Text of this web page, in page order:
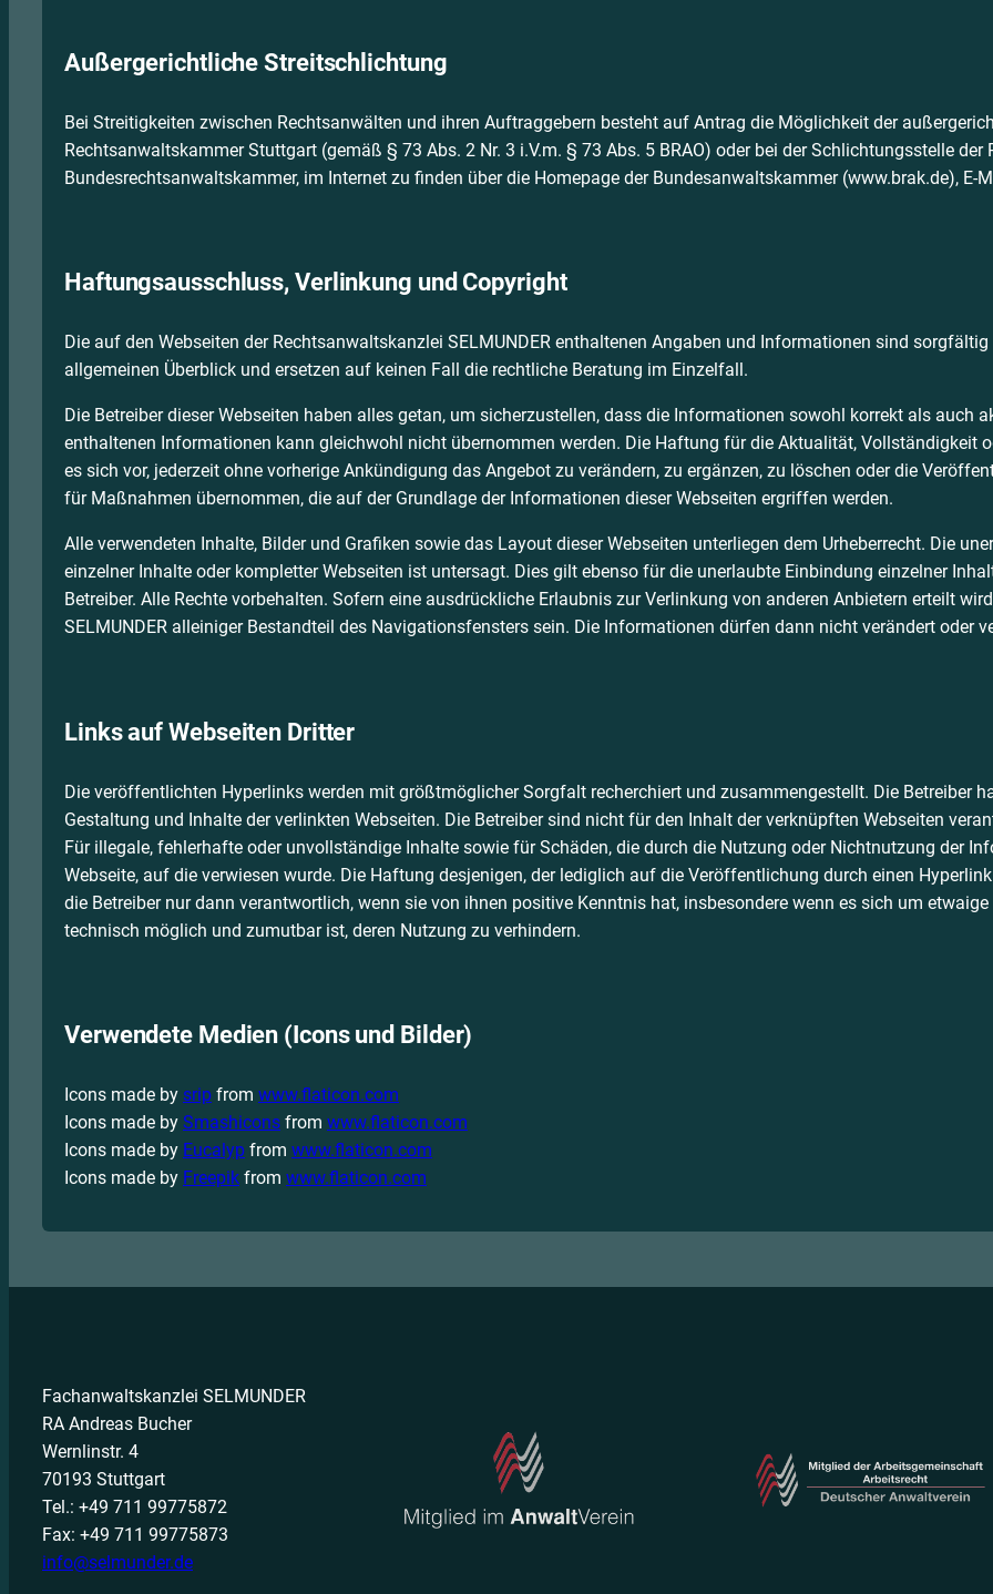
Außergerichtliche Streitschlichtung
Bei Streitigkeiten zwischen Rechtsanwälten und ihren Auftraggebern besteht auf Antrag die Möglichkeit der
Rechtsanwaltskammer Stuttgart (gemäß § 73 Abs. 2 Nr. 3 i.V.m. § 73 Abs. 5 BRAO) oder bei der Schlichtungsstelle
Bundesrechtsanwaltskammer, im Internet zu finden über die Homepage der Bundesanwaltskammer (www.brak.de), E-
Haftungs­ausschluss, Verlinkung und Copyright
Die auf den Webseiten der Rechtsanwaltskanzlei SELMUNDER enthaltenen Angaben und Informationen sind
allgemeinen Überblick und ersetzen auf keinen Fall die rechtliche Beratung im Einzelfall.
Die Betreiber dieser Webseiten haben alles getan, um sicherzustellen, dass die Informationen sowohl korrekt als auch
enthaltenen Informationen kann gleichwohl nicht übernommen werden. Die Haftung für die Aktualität, Vollständigkeit
es sich vor, jederzeit ohne vorherige Ankündigung das Angebot zu verändern, zu ergänzen, zu löschen oder die
für Maßnahmen übernommen, die auf der Grundlage der Informationen dieser Webseiten ergriffen werden.
Alle verwendeten Inhalte, Bilder und Grafiken sowie das Layout dieser Webseiten unterliegen dem Urheberrecht. Die
einzelner Inhalte oder kompletter Webseiten ist untersagt. Dies gilt ebenso für die unerlaubte Einbindung einzelner
Betreiber. Alle Rechte vorbehalten. Sofern eine ausdrückliche Erlaubnis zur Verlinkung von anderen Anbietern erteilt
SELMUNDER alleiniger Bestandteil des Navigationsfensters sein. Die Informationen dürfen dann nicht verändert oder
Links auf Webseiten Dritter
Die veröffentlichten Hyperlinks werden mit größtmöglicher Sorgfalt recherchiert und zusammengestellt. Die Betreiber
Gestaltung und Inhalte der verlinkten Webseiten. Die Betreiber sind nicht für den Inhalt der verknüpften Webseiten
Für illegale, fehlerhafte oder unvollständige Inhalte sowie für Schäden, die durch die Nutzung oder Nichtnutzung der
Webseite, auf die verwiesen wurde. Die Haftung desjenigen, der lediglich auf die Veröffentlichung durch einen
die Betreiber nur dann verantwortlich, wenn sie von ihnen positive Kenntnis hat, insbesondere wenn es sich um
technisch möglich und zumutbar ist, deren Nutzung zu verhindern.
Verwendete Medien (Icons und Bilder)
Icons made by srip from www.flaticon.com
Icons made by Smashicons from www.flaticon.com
Icons made by Eucalyp from www.flaticon.com
Icons made by Freepik from www.flaticon.com
Fachanwaltskanzlei SELMUNDER
RA Andreas Bucher
Wernlinstr. 4
70193 Stuttgart
Tel.: +49 711 99775872
Fax: +49 711 99775873
info@selmunder.de